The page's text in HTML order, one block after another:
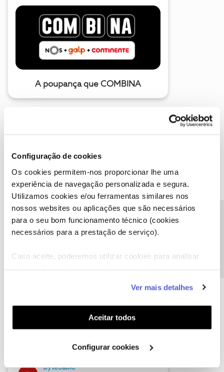
Configuração de cookies
Os cookies permitem-nos proporcionar lhe uma
experiência de navegação personalizada e segura.
Utilizamos cookies e/ou ferramentas similares nos
nossos websites ou aplicações que são necessários
para o seu bom funcionamento técnico (cookies
necessários para a prestação de serviço).
Caso aceite, poderemos utilizar cookies para analisar
funcionalidades (cookies de personalização e
funcionalidade) e adaptar anúncios aos seus interesses
(cookies de publicidade personalizada). Pode gerir a
utilização dos cookies clicando em "Configurar
Ver mais detalhes
Aceitar todos
Configurar cookies
A poupança que COMBINA
Descubra as novidades de julho
Hall of Fame de julho
17 soluções
ByteSábio